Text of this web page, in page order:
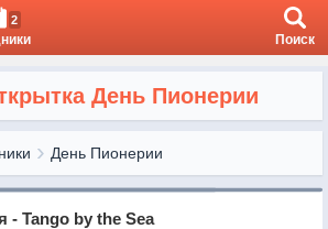
2
Поиск
День Пионерии
День Пионерии
- Tango by the Sea